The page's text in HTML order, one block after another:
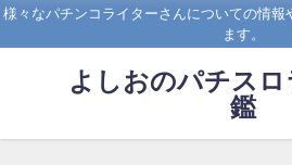
様々なパチンコライターさんについての情
ます。
よしおのパチスロ
鑑